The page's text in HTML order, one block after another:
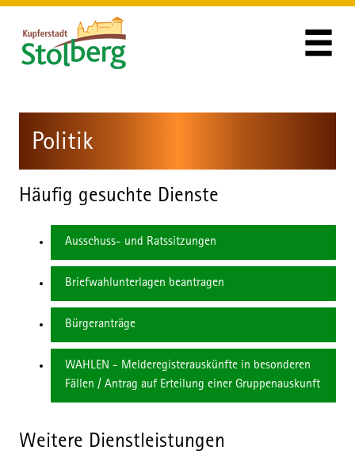
Zum Hauptinhalt springen
Zum Header
Zum Hauptinhalt
Zum Footer
Politik
Häufig gesuchte Dienste
Ausschuss- und Ratssitzungen
Briefwahlunterlagen beantragen
Bürgeranträge
WAHLEN - Melderegisterauskünfte in besonderen
Fällen / Antrag auf Erteilung einer Gruppenauskunft
Weitere Dienstleistungen